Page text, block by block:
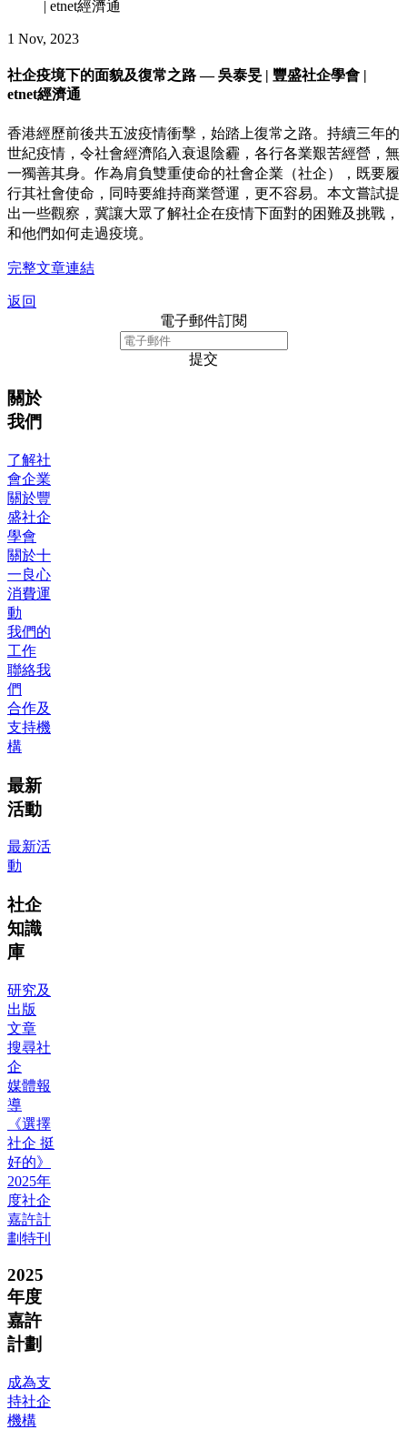
| etnet經濟通
1 Nov, 2023
社企疫境下的面貌及復常之路 — 吳泰旻 | 豐盛社企學會 |
etnet經濟通
香港經歷前後共五波疫情衝擊，始踏上復常之路。持續三年的
世紀疫情，令社會經濟陷入衰退陰霾，各行各業艱苦經營，無
一獨善其身。作為肩負雙重使命的社會企業（社企），既要履
行其社會使命，同時要維持商業營運，更不容易。本文嘗試提
出一些觀察，冀讓大眾了解社企在疫情下面對的困難及挑戰，
和他們如何走過疫境。
完整文章連結
返回
電子郵件訂閱
提交
關於
我們
了解社
會企業
關於豐
盛社企
學會
關於十
一良心
消費運
動
我們的
工作
聯絡我
們
合作及
支持機
構
最新
活動
最新活
動
社企
知識
庫
研究及
出版
文章
搜尋社
企
媒體報
導
《選擇
社企 挺
好的》
2025年
度社企
嘉許計
劃特刊
2025
年度
嘉許
計劃
成為支
持社企
機構